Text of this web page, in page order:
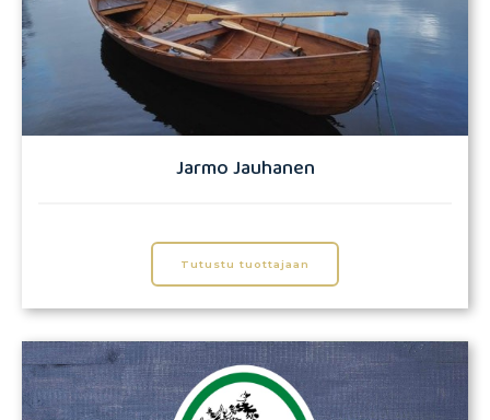
Jarmo Jauhanen
Tutustu tuottajaan